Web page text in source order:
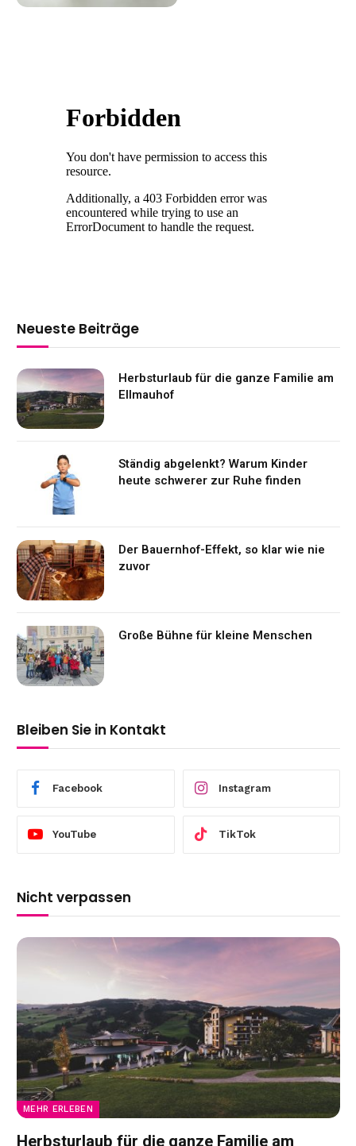
Neueste Beiträge
Herbsturlaub für die ganze Familie am
Ellmauhof
Ständig abgelenkt? Warum Kinder
heute schwerer zur Ruhe finden
Der Bauernhof-Effekt, so klar wie nie
zuvor
Große Bühne für kleine Menschen
Bleiben Sie in Kontakt
Facebook Instagram
YouTube TikTok
Nicht verpassen
MEHR ERLEBEN